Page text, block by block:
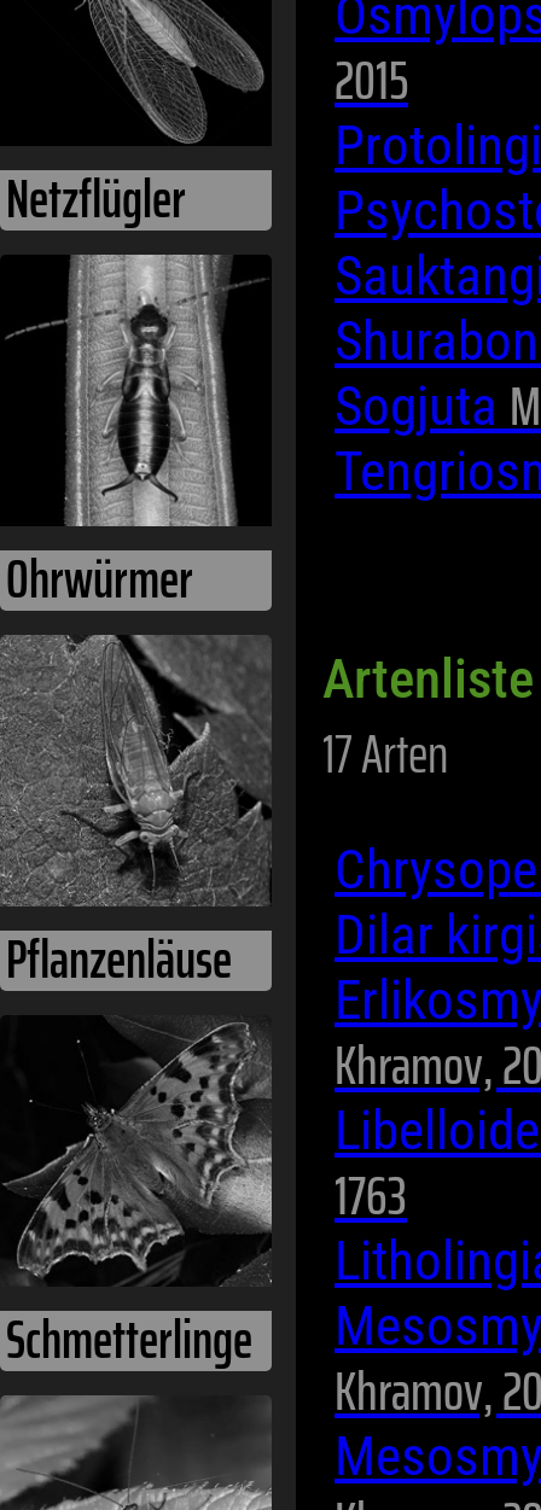
Netzflügler
Ohrwürmer
Pflanzenläuse
Schmetterlinge
2015
Sogjuta
17 Arten
Dilar
Khramov,
1763
Khramov,